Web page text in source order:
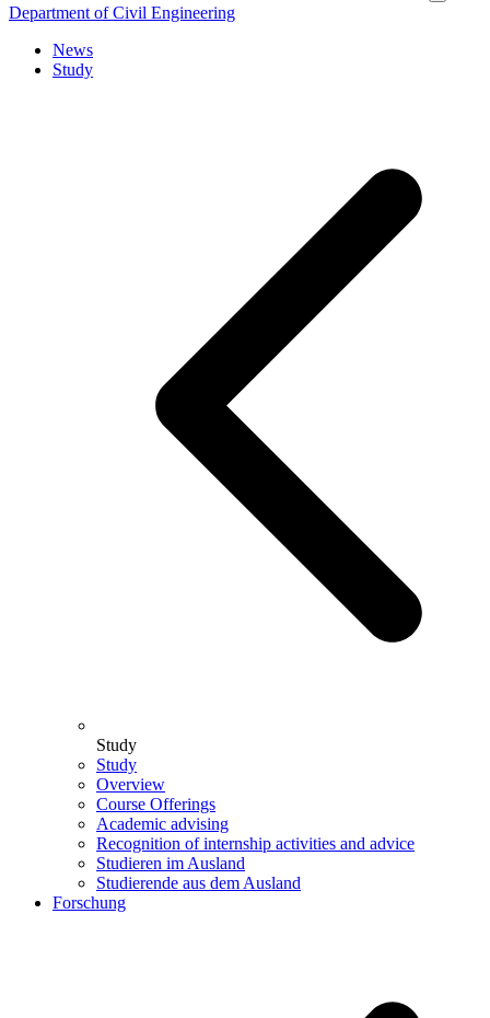
Department of Civil Engineering
News
Study
Study
Study
Overview
Course Offerings
Academic advising
Recognition of internship activities and advice
Studieren im Ausland
Studierende aus dem Ausland
Forschung